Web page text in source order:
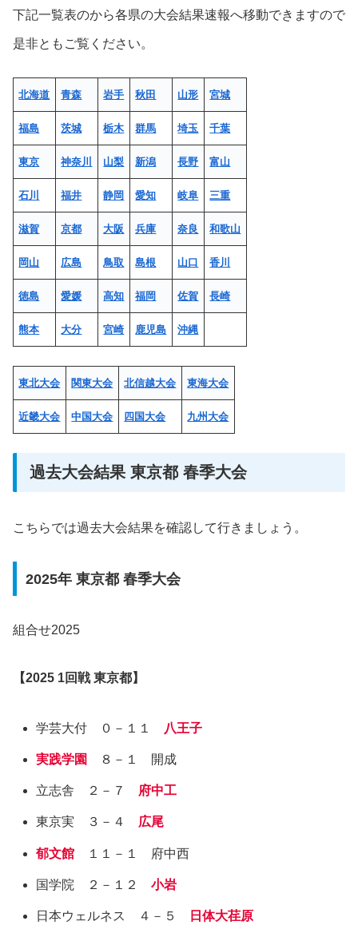
下記一覧表のから各県の大会結果速報へ移動できますので
是非ともご覧ください。
北海道 青森 岩手 秋田 山形 宮城
福島 茨城 栃木 群馬 埼玉 千葉
東京 神奈川 山梨 新潟 長野 富山
石川 福井 静岡 愛知 岐阜 三重
滋賀 京都 大阪 兵庫 奈良 和歌山
岡山 広島 鳥取 島根 山口 香川
徳島 愛媛 高知 福岡 佐賀 長崎
熊本 大分 宮崎 鹿児島 沖縄
東北大会 関東大会 北信越大会 東海大会
近畿大会 中国大会 四国大会 九州大会
過去大会結果 東京都 春季大会
こちらでは過去大会結果を確認して行きましょう。
2025年 東京都 春季大会
組合せ2025
【2025 1回戦 東京都】
学芸大付 ０－１１ 八王子
実践学園 ８－１ 開成
立志舎 ２－７ 府中工
東京実 ３－４ 広尾
郁文館 １１－１ 府中西
国学院 ２－１２小岩
日本ウェルネス ４－５ 日体大荏原